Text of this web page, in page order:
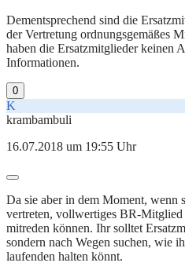
Dementsprechend sind die
der Vertretung ordnungsgemäßes
haben die Ersatzmitglieder keinen
Informationen.
0
K
krambambuli
16.07.2018 um 19:55 Uhr
Da sie aber in dem Moment, wenn
vertreten, vollwertiges BR-
mitreden können. Ihr solltet
sondern nach Wegen suchen, wie
laufenden halten könnt.